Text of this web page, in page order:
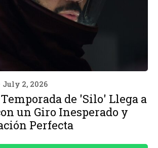
July 2, 2026
de 'Silo' Llega a
un Giro Inesperado y
Perfecta